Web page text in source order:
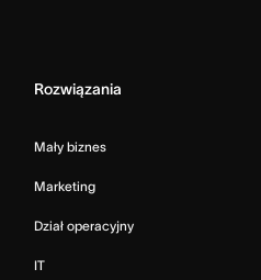
Rozwiązania
Mały biznes
Marketing
Dział operacyjny
IT